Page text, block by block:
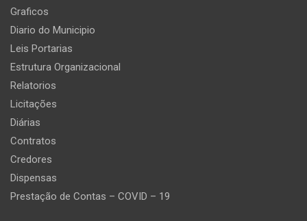
Graficos
Diario do Municipio
Leis Portarias
Estrutura Organizacional
Relatorios
Licitações
Diárias
Contratos
Credores
Dispensas
Prestação de Contas – COVID – 19